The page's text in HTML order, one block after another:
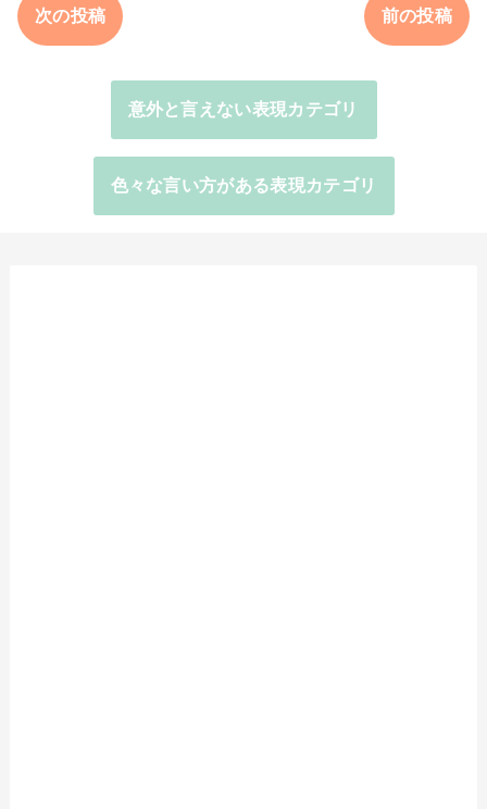
次の投稿 前の投稿
意外と言えない表現カテゴリ
色々な言い方がある表現カテゴリ